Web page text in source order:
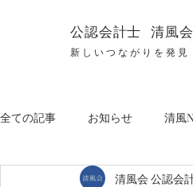
公認会計士 清風会
新しいつながりを発見
全ての記事 お知らせ 清風
清風会 公認会